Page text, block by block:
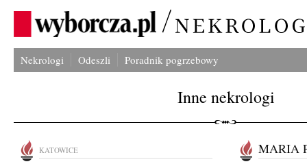
Nekrologi Odeszli Poradnik pogrzebowy
Inne nekrologi
KATOWICE MARIA